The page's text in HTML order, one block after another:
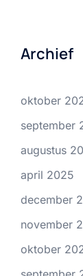
Archief
oktober
september
augustus
april 2025
december
november
oktober